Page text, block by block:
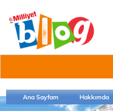
Ana Sayfam Hakkımda